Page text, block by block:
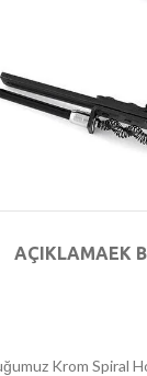
AÇIKLAMAEK
Krom